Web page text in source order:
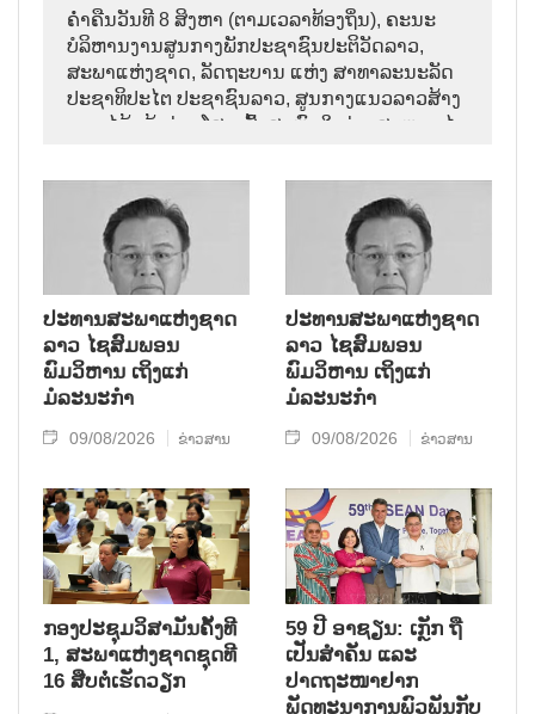
ຄ່ຳຄືນວັນທີ 8 ສິງຫາ (ຕາມເວລາທ້ອງຖິ່ນ), ຄະນະ
ບໍລິຫານງານສູນກາງພັກປະຊາຊົນປະຕິວັດລາວ,
ສະພາແຫ່ງຊາດ, ລັດຖະບານ ແຫ່ງ ສາທາລະນະລັດ
ປະຊາທິປະໄຕ ປະຊາຊົນລາວ, ສູນກາງແນວລາວສ້າງ
ຊາດ ໄດ້ແຈ້ງຂ່າວໂສກເສົ້າສະຫຼົດໃຈວ່າ: ສະຫາຍ ໄຊ
ໄດ້ເຖິງແກ່ມໍລະນະກຳ ໃນອາຍຸ 70 ປີ, ຫຼັງຈາກປ່ວຍ
ຮ້າຍແຮງມາເປັນໄລຍະໜຶ່ງ.
ປະທານສະພາແຫ່ງຊາດ
ລາວ ໄຊສົມພອນ
ພົມວິຫານ ເຖິງແກ່
ມໍລະນະກຳ
09/08/2026 ຂ່າວສານ
ປະທານສະພາແຫ່ງຊາດ
ລາວ ໄຊສົມພອນ
ພົມວິຫານ ເຖິງແກ່
ມໍລະນະກຳ
09/08/2026 ຂ່າວສານ
ກອງປະຊຸມວິສາມັນຄັ້ງທີ
1, ສະພາແຫ່ງຊາດຊຸດທີ
16 ສືບຕໍ່ເຮັດວຽກ
59 ປີ ອາຊຽນ: ເກຼັກ ຖື
ເປັນສຳຄັນ ແລະ
ປາດຖະໜາຢາກ
ພັດທະນາການພົວພັນກັບ